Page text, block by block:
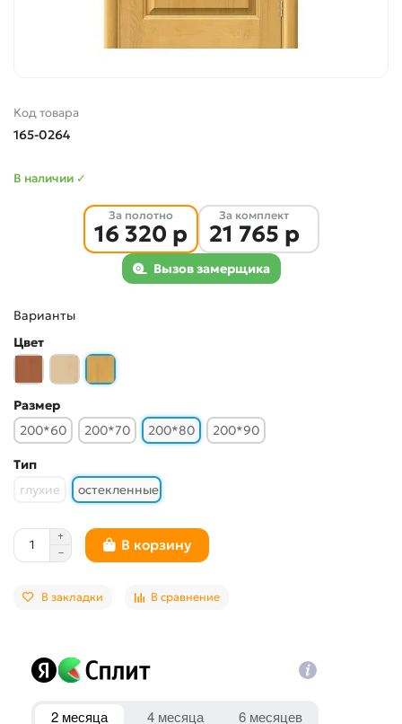
Код товара
165-0264
В наличии ✓
За полотно
16 320 р
За комплект
21 765 р
Вызов замерщика
Варианты
Цвет
Размер
200*60
200*70 200*80 200*90
Тип
глухие
остекленные
В корзину
В закладки В сравнение